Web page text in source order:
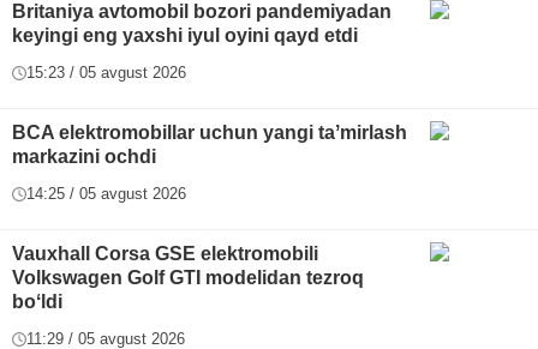
Britaniya avtomobil bozori pandemiyadan
keyingi eng yaxshi iyul oyini qayd etdi
15:23 / 05 avgust 2026
BCA elektromobillar uchun yangi taʼmirlash
markazini ochdi
14:25 / 05 avgust 2026
Vauxhall Corsa GSE elektromobili
Volkswagen Golf GTI modelidan tezroq
boʻldi
11:29 / 05 avgust 2026